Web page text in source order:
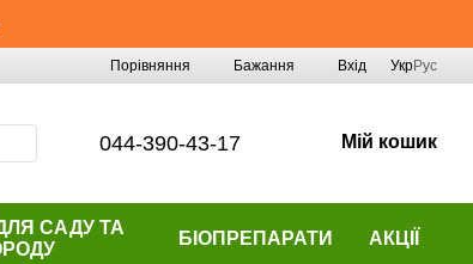
Порівняння Бажання Вхід УкрРус
044-390-43-17 Мій кошик
САДУ ТА
БІОПРЕПАРАТИ АКЦІЇ